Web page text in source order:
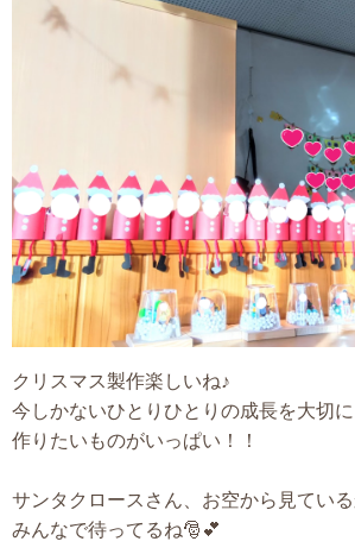
クリスマス製作楽しいね♪
今しかないひとりひとりの成長を大切
作りたいものがいっぱい！！
サンタクロースさん、お空から見ている
みんなで待ってるね🎅💕